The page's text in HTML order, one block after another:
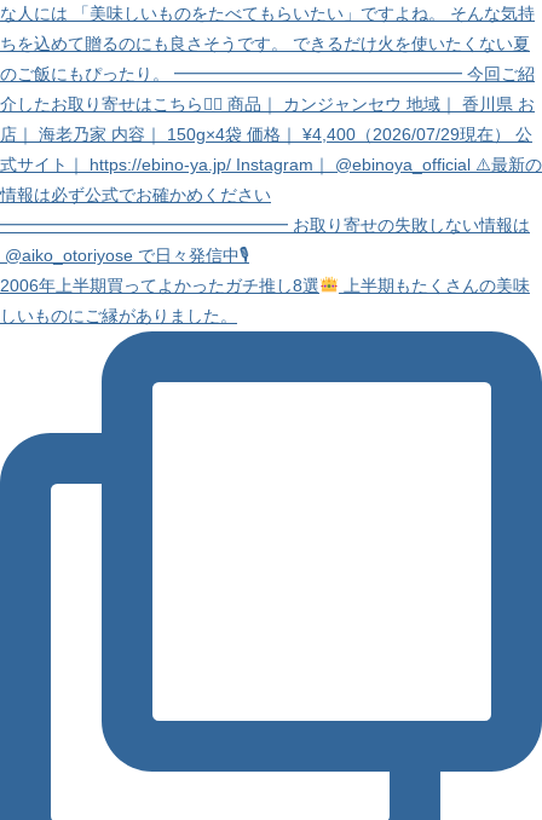
2006年上半期買ってよかったガチ推し8選
上半期もたくさんの美味
しいものにご縁がありました。